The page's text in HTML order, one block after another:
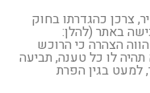
צרכן כהגדרתו בחוק
המבצע רכישה באתר (להלן:
הצהרה כי הרוכש
תהיה לו כל טענה, תביעה
למעט בגין הפרת